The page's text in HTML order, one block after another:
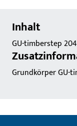
Inhalt
GU-timberstep 204
Grundkörper GU-